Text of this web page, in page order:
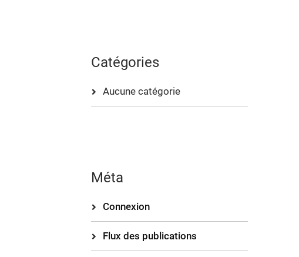
Catégories
Aucune catégorie
Méta
Connexion
Flux des publications